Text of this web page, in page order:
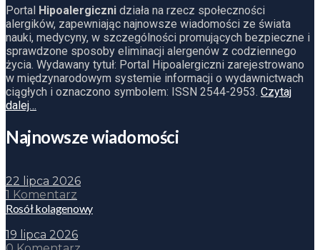
Portal Hipoalergiczni działa na rzecz społeczności
alergików, zapewniając najnowsze wiadomości ze świata
nauki, medycyny, w szczególności promujących bezpieczne i
sprawdzone sposoby eliminacji alergenów z codziennego
życia. Wydawany tytuł: Portal Hipoalergiczni zarejestrowano
w międzynarodowym systemie informacji o wydawnictwach
ciągłych i oznaczono symbolem: ISSN 2544-2953. Czytaj
dalej…
Najnowsze wiadomości
22 lipca 2026
1 Komentarz
Rosół kolagenowy
19 lipca 2026